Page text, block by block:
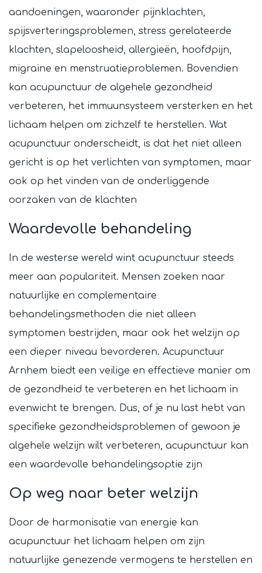
aandoeningen, waaronder pijnklachten,
spijsverteringsproblemen, stress gerelateerde
klachten, slapeloosheid, allergieën, hoofdpijn,
migraine en menstruatieproblemen. Bovendien
kan acupunctuur de algehele gezondheid
verbeteren, het immuunsysteem versterken en het
lichaam helpen om zichzelf te herstellen. Wat
acupunctuur onderscheidt, is dat het niet alleen
gericht is op het verlichten van symptomen, maar
ook op het vinden van de onderliggende
oorzaken van de klachten
Waardevolle behandeling
In de westerse wereld wint acupunctuur steeds
meer aan populariteit. Mensen zoeken naar
natuurlijke en complementaire
behandelingsmethoden die niet alleen
symptomen bestrijden, maar ook het welzijn op
een dieper niveau bevorderen. Acupunctuur
Arnhem biedt een veilige en effectieve manier om
de gezondheid te verbeteren en het lichaam in
evenwicht te brengen. Dus, of je nu last hebt van
specifieke gezondheidsproblemen of gewoon je
algehele welzijn wilt verbeteren, acupunctuur kan
een waardevolle behandelingsoptie zijn
Op weg naar beter welzijn
Door de harmonisatie van energie kan
acupunctuur het lichaam helpen om zijn
natuurlijke genezende vermogens te herstellen en